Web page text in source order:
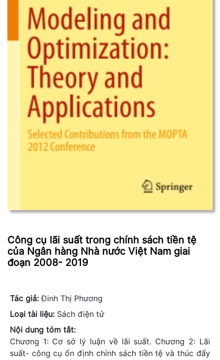
Công cụ lãi suất trong chính sách tiền tệ
của Ngân hàng Nhà nước Việt Nam giai
đoạn 2008- 2019
Tác giả:Đinh Thị Phương
Loại tài liệu: Sách điện tử
Nội dung tóm tắt:
Chương 1: Cơ sở lý luận về lãi suất. Chương 2: Lãi
suất- công cụ ổn định chính sách tiền tệ và thúc đẩy